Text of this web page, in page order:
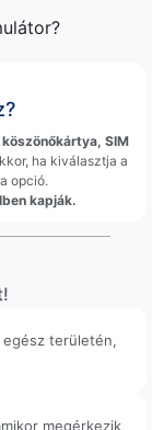
SIM
ha kiválasztja a
opció.
kapják.
egész területén,
megérkezik